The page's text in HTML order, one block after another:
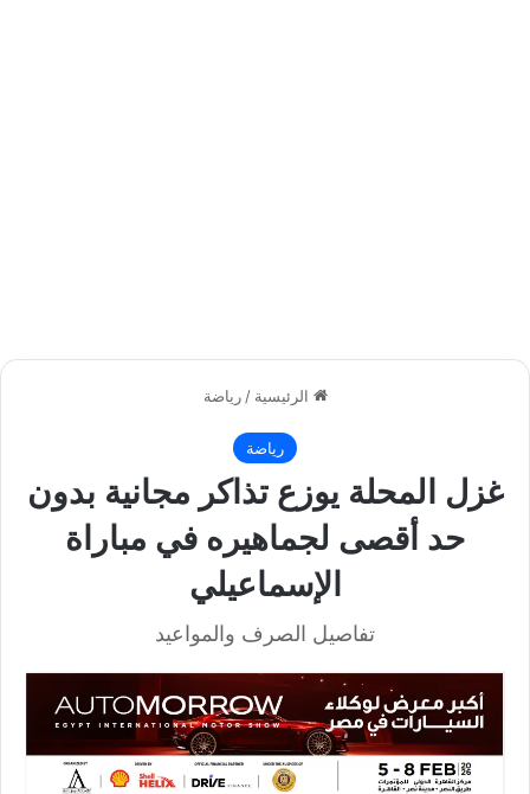
الرئيسية / رياضة
رياضة
غزل المحلة يوزع تذاكر مجانية بدون
حد أقصى لجماهيره في مباراة
الإسماعيلي
تفاصيل الصرف والمواعيد